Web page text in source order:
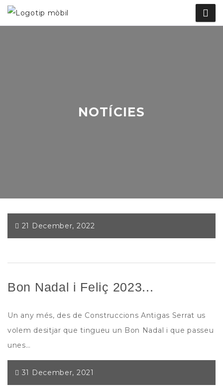
NOTÍCIES
21 December, 2022
Bon Nadal i Feliç 2023...
Un any més, des de Construccions Antigas Serrat us
volem desitjar que tingueu un Bon Nadal i que passeu
unes…
31 December, 2021